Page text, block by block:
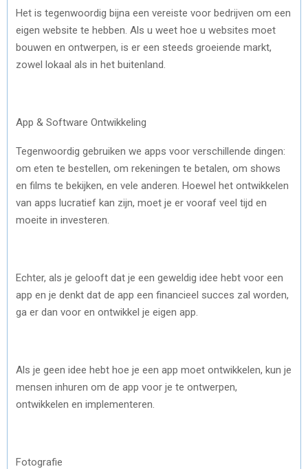
Het is tegenwoordig bijna een vereiste voor bedrijven om een
eigen website te hebben. Als u weet hoe u websites moet
bouwen en ontwerpen, is er een steeds groeiende markt,
zowel lokaal als in het buitenland.
App & Software Ontwikkeling
Tegenwoordig gebruiken we apps voor verschillende dingen:
om eten te bestellen, om rekeningen te betalen, om shows
en films te bekijken, en vele anderen. Hoewel het ontwikkelen
van apps lucratief kan zijn, moet je er vooraf veel tijd en
moeite in investeren.
Echter, als je gelooft dat je een geweldig idee hebt voor een
app en je denkt dat de app een financieel succes zal worden,
ga er dan voor en ontwikkel je eigen app.
Als je geen idee hebt hoe je een app moet ontwikkelen, kun je
mensen inhuren om de app voor je te ontwerpen,
ontwikkelen en implementeren.
Fotografie